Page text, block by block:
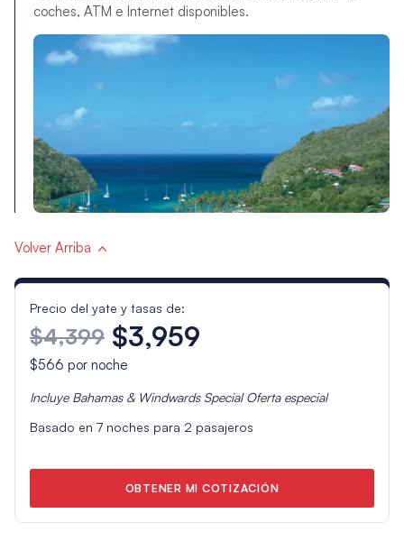
coches, ATM e Internet disponibles.
Volver Arriba
Precio del yate y tasas de:
$4,399 $3,959
$566 por noche
Incluye Bahamas & Windwards SpecialOferta especial
Basado en 7noches para 2 pasajeros
OBTENER MI COTIZACIÓN